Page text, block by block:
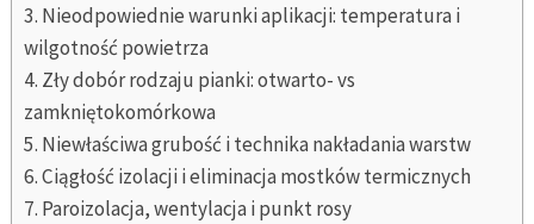
Nieodpowiednie warunki aplikacji: temperatura i
wilgotność powietrza
Zły dobór rodzaju pianki: otwarto- vs
zamkniętokomórkowa
Niewłaściwa grubość i technika nakładania warstw
Ciągłość izolacji i eliminacja mostków termicznych
Paroizolacja, wentylacja i punkt rosy